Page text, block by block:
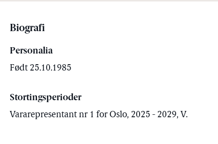
Biografi
Personalia
Født 25.10.1985
Stortingsperioder
Vararepresentant nr 1 for Oslo, 2025 - 2029, V.